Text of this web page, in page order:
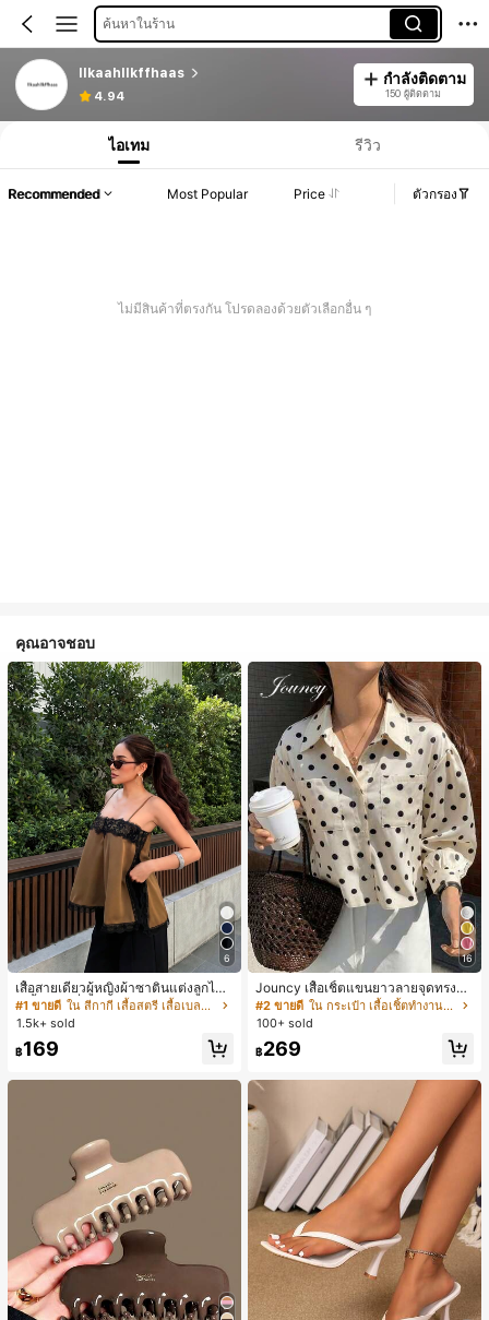
ค้นหาในร้าน
llkaahllkffhaas
4.94
กำลังติดตาม
150 ผู้ติดตาม
ไอเทม รีวิว
Recommended Most Popular Price ตัวกรอง
ไม่มีสินค้าที่ตรงกัน โปรดลองด้วยตัวเลือกอื่น ๆ
คุณอาจชอบ
6
เสื้อสายเดี่ยวผู้หญิงผ้าซาตินแต่งลูกไม้
- เสื้อสายเดี่ยวฤดูร้อนสีคากีมีรอยผ่าด้า
นข้างที่น่าดึงดูดแบบสบายๆ
#1 ขายดี
ใน สีกากี เสื้อสตรี เสื้อเบลาส์ & Tee
ลูกค้ากลับมาซื้อซ้ำ!
#1 ขายดี
ใน สีกากี เสื้อสตรี เสื้อเบลาส์ & Tee
ลูกค้ากลับมาซื้อซ้ำ!
#1 ขายดี
ใน สีกากี เสื้อสตรี เสื้อเบลาส์ & Tee
ลูกค้ากลับมาซื้อซ้ำ!
#1 ขายดี
ใน สีกากี เสื้อสตรี เสื้อเบลาส์ & Tee
1.5k+ sold
฿169
16
Jouncy เสื้อเชิ้ตแขนยาวลายจุดทรงหล
วมสำหรับผู้หญิง
#2 ขายดี
ใน กระเป๋า เสื้อเชิ้ตทำงานมีกระเป๋า
100+ sold
฿269